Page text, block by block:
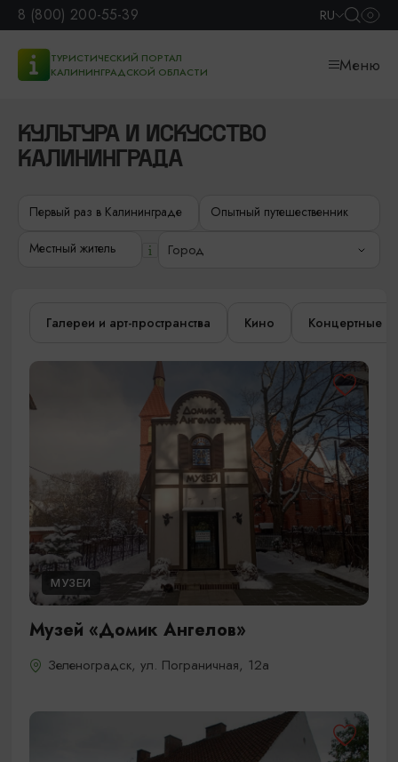
8 (800) 200-55-39 RU
ТУРИСТИЧЕСКИЙ ПОРТАЛ
КАЛИНИНГРАДСКОЙ ОБЛАСТИ
Меню
КУЛЬТУРА И ИСКУССТВО
КАЛИНИНГРАДА
Первый раз в Калининграде Опытный путешественник
Местный житель Город
Галереи и арт-пространства Кино Концертные
МУЗЕИ
Музей «Домик Ангелов»
Зеленоградск, ул. Пограничная, 12а